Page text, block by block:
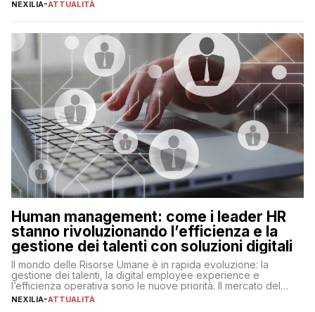
operazioni, bensì comporta […]
NEXILIA-ATTUALITÀ
Human management: come i leader HR
stanno rivoluzionando l’efficienza e la
gestione dei talenti con soluzioni digitali
Il mondo delle Risorse Umane è in rapida evoluzione: la
gestione dei talenti, la digital employee experience e
l’efficienza operativa sono le nuove priorità. Il mercato del
lavoro, d’altra parte, è sempre più competitivo con una lotta
NEXILIA-ATTUALITÀ